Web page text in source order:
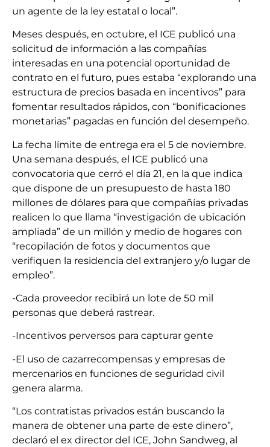
un agente de la ley estatal o local”.
Meses después, en octubre, el ICE publicó una
solicitud de información a las compañías
interesadas en una potencial oportunidad de
contrato en el futuro, pues estaba “explorando una
estructura de precios basada en incentivos” para
fomentar resultados rápidos, con “bonificaciones
monetarias” pagadas en función del desempeño.
La fecha límite de entrega era el 5 de noviembre.
Una semana después, el ICE publicó una
convocatoria que cerró el día 21, en la que indica
que dispone de un presupuesto de hasta 180
millones de dólares para que compañías privadas
realicen lo que llama “investigación de ubicación
ampliada” de un millón y medio de hogares con
“recopilación de fotos y documentos que
verifiquen la residencia del extranjero y/o lugar de
empleo”.
-Cada proveedor recibirá un lote de 50 mil
personas que deberá rastrear.
-Incentivos perversos para capturar gente
-El uso de cazarrecompensas y empresas de
mercenarios en funciones de seguridad civil
genera alarma.
“Los contratistas privados están buscando la
manera de obtener una parte de este dinero”,
declaró el ex director del ICE, John Sandweg, al